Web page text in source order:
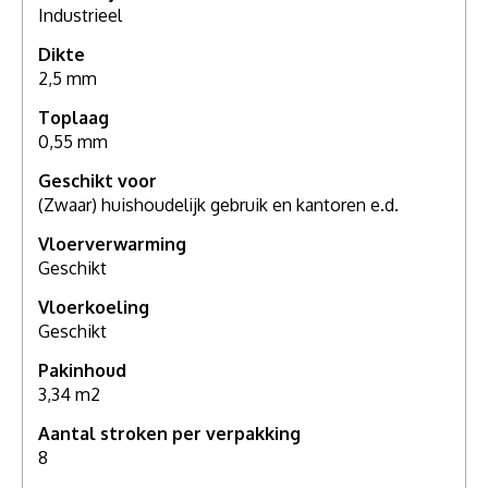
Industrieel
Dikte
2,5 mm
Toplaag
0,55 mm
Geschikt voor
(Zwaar) huishoudelijk gebruik en kantoren e.d.
Vloerverwarming
Geschikt
Vloerkoeling
Geschikt
Pakinhoud
3,34 m2
Aantal stroken per verpakking
8